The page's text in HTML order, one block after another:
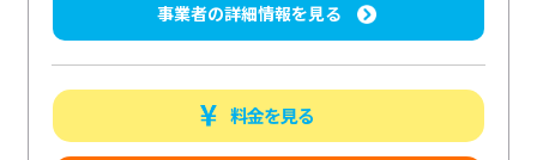
事業者の詳細情報を見る
料金を見る